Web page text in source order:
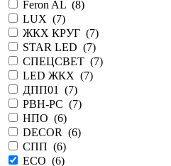
Feron AL (8)
LUX (7)
ЖКХ КРУГ (7)
STAR LED (7)
СПЕЦСВЕТ (7)
LED ЖКХ (7)
ДПП01 (7)
PBH-PC (7)
НПО (6)
DECOR (6)
СПП (6)
ECO (6)